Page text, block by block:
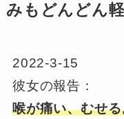
みもどんどん
2022-3-15
彼女の報告：
喉が痛い、むせ